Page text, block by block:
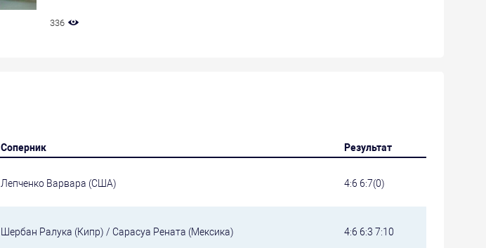
336
Соперник Результат
Лепченко Варвара (США) 4:6 6:7(0)
Шербан Ралука (Кипр) / Сарасуа Рената (Мексика) 4:6 6:3 7:10